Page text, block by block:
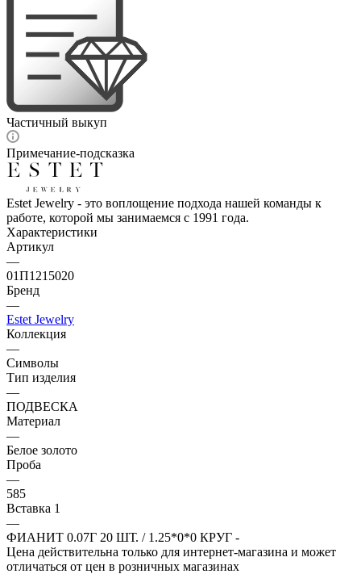
Частичный выкуп
Примечание-подсказка
Estet Jewelry - это воплощение подхода нашей команды к
работе, которой мы занимаемся с 1991 года.
Характеристики
Артикул
—
01П1215020
Бренд
—
Estet Jewelry
Коллекция
—
Символы
Тип изделия
—
ПОДВЕСКА
Материал
—
Белое золото
Проба
—
585
Вставка 1
—
ФИАНИТ 0.07Г 20 ШТ. / 1.25*0*0 КРУГ -
Цена действительна только для интернет-магазина и может
отличаться от цен в розничных магазинах